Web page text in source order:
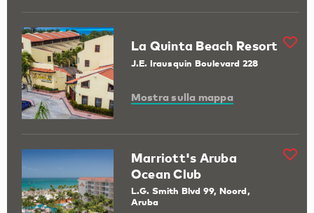
La Quinta Beach Resort
J.E. Irausquin Boulevard 228
Mostra sulla mappa
Marriott's Aruba
Ocean Club
L.G. Smith Blvd 99, Noord,
Aruba